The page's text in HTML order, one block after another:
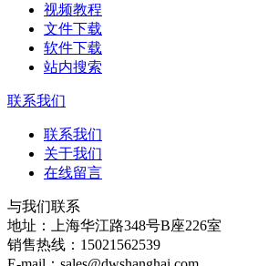
视频教程
文件下载
软件下载
站内搜索
联系我们
联系我们
关于我们
在线留言
与我们联系
地址：上海华江路348号B座226室
销售热线：15021562539